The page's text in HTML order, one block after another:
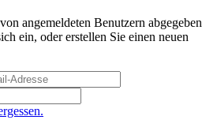
angemeldeten Benutzern abgegeben
ein, oder erstellen Sie einen neuen